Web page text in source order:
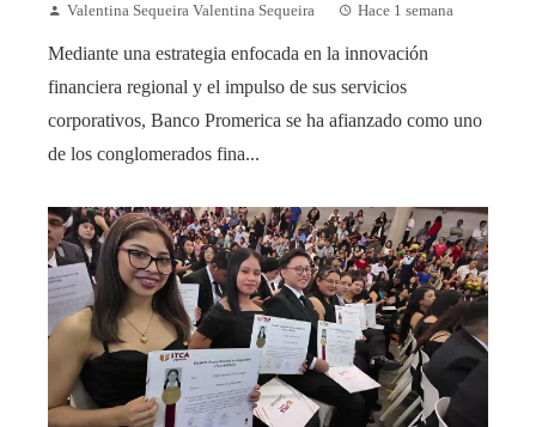
Valentina Sequeira Valentina Sequeira Hace 1 semana
Mediante una estrategia enfocada en la innovación
financiera regional y el impulso de sus servicios
corporativos, Banco Promerica se ha afianzado como uno
de los conglomerados fina...